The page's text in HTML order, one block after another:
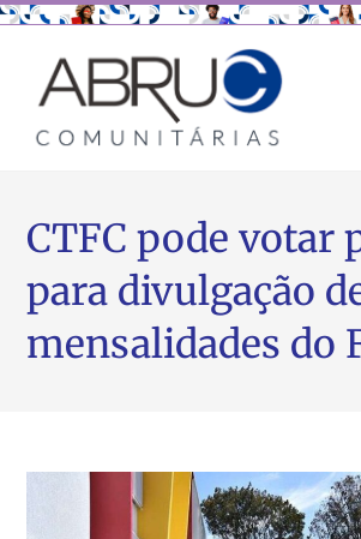
CTFC pode votar
para divulgação
mensalidades do